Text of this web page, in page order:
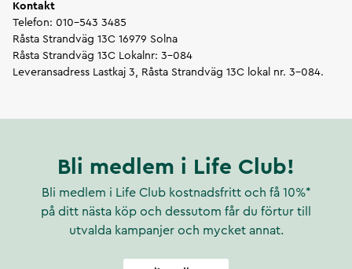
Kontakt
Telefon: 010-543 3485
Råsta Strandväg 13C 16979 Solna
Råsta Strandväg 13C Lokalnr: 3-084
Leveransadress Lastkaj 3, Råsta Strandväg 13C lokal nr. 3-084.
Bli medlem i Life Club!
Bli medlem i Life Club kostnadsfritt och få 10%*
på ditt nästa köp och dessutom får du förtur till
utvalda kampanjer och mycket annat.